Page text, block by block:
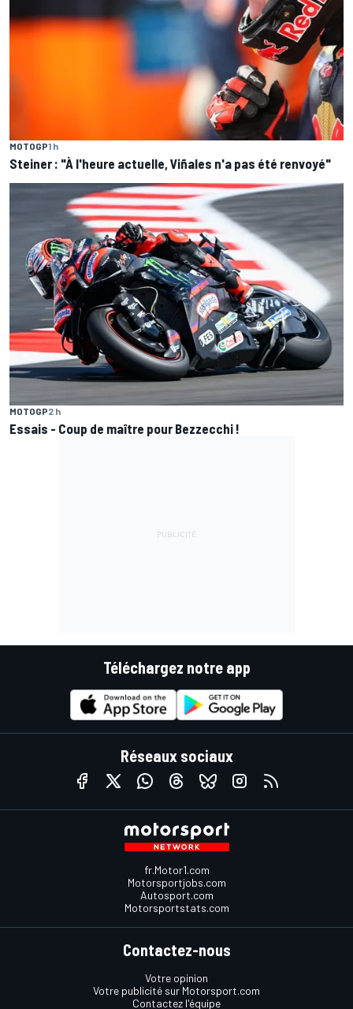
MOTOGP1 h
Steiner : "À l'heure actuelle, Viñales n'a pas été renvoyé"
MOTOGP2 h
Essais - Coup de maître pour Bezzecchi !
Téléchargez notre app
Réseaux sociaux
fr.Motor1.com
Motorsportjobs.com
Autosport.com
Motorsportstats.com
Contactez-nous
Votre opinion
Votre publicité sur Motorsport.com
Contactez l'équipe